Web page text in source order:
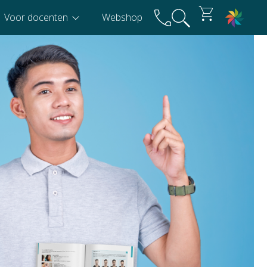
Voor docenten Webshop